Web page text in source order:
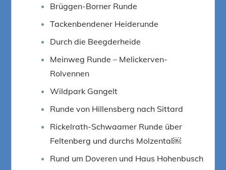
Brüggen-Borner Runde
Tackenbendener Heiderunde
Durch die Beegderheide
Meinweg Runde – Melickerven-
Rolvennen
Wildpark Gangelt
Runde von Hillensberg nach Sittard
Rickelrath-Schwaamer Runde über
Feltenberg und durchs Molzental￼
Rund um Doveren und Haus Hohenbusch